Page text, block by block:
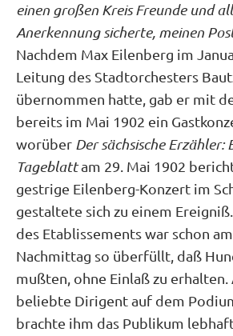
einen großen Kreis Freunde und
Anerkennung sicherte, meinen
Nachdem Max Eilenberg im
Leitung des Stadtorchesters
übernommen hatte, gab er mit
bereits im Mai 1902 ein
worüber Der sächsische Erzähler:
Tageblattam 29. Mai 1902
gestrige Eilenberg-Konzert im
gestaltete sich zu einem
des Etablissements war schon
Nachmittag so überfüllt, daß
mußten, ohne Einlaß zu erhalten.
beliebte Dirigent auf dem
brachte ihm das Publikum